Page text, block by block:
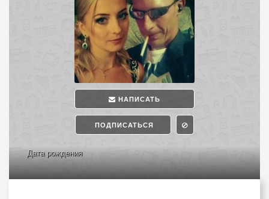
НАПИСАТЬ
ПОДПИСАТЬСЯ
Дата рождения